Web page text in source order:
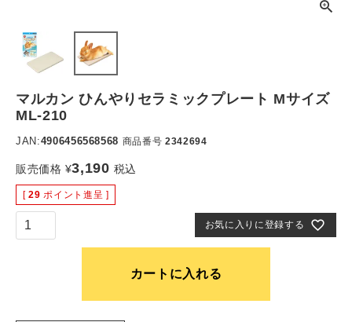
マルカン ひんやりセラミックプレート Mサイズ
ML-210
JAN:4906456568568 商品番号 2342694
販売価格 ¥3,190 税込
[ 29 ポイント進呈 ]
お気に入りに登録する
カートに入れる